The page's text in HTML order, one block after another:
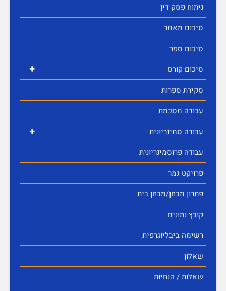
ניתוח פסק דין
סיכום מאמר
סיכום ספר
+
סיכום קורס
סקירת ספרות
עבודה מסכמת
+
עבודה סמינריונית
עבודה פרוסמינריונית
פרויקט גמר
פתרון מבחן/מבחן בית
קובץ נתונים
רשימה ביבליוגרפית
שאלון
שאלות / הנחיות